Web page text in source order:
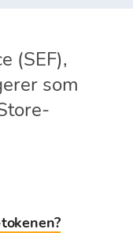
(SEF),
som